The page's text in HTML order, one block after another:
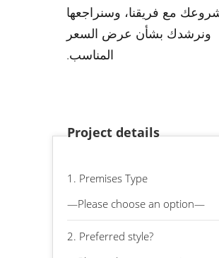
مع فريقنا، وسنراجعها
ونرشدك بشأن عرض السعر
المناسب.
Project details
1. Premises Type
2. Preferred style?